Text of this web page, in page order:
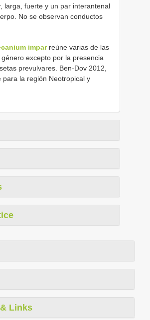
larga, fuerte y un par interantenal
No se observan conductos
imparreúne varias de las
excepto por la presencia
prevulvares. Ben-Dov 2012,
para la región Neotropical y
Links